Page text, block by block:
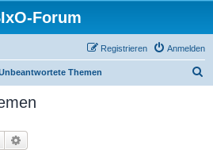
Forum
Anmelden
Registrieren
Themen
Suche